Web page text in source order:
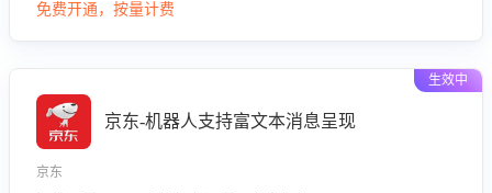
效性与完整性，输出针对性改进策略，助力商家快速优化快捷
免费开通，按量计费
生效中
京东-机器人支持富文本消息呈现
京东